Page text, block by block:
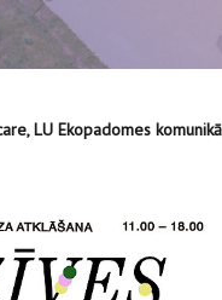
LU Ekopadomes